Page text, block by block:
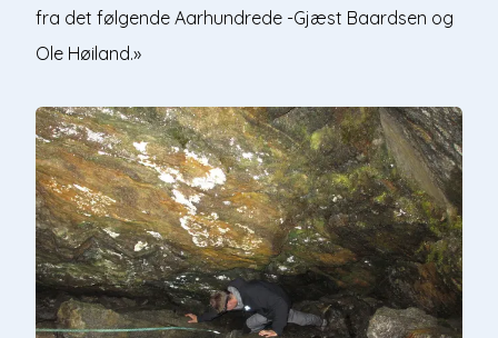
fra det følgende Aarhundrede -Gjæst Baardsen og
Ole Høiland.»